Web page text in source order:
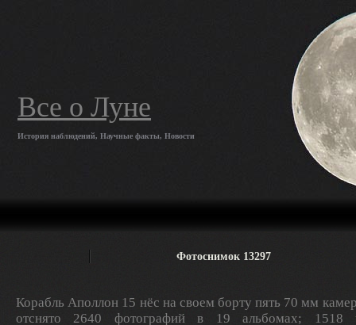
Все о Луне
История наблюдений, Научные факты, Новости
Фотоснимок 13297
Корабль Аполлон 15 нёс на своем борту пять 70 мм
отснято 2640 фотографий в 19 альбомах; 1518